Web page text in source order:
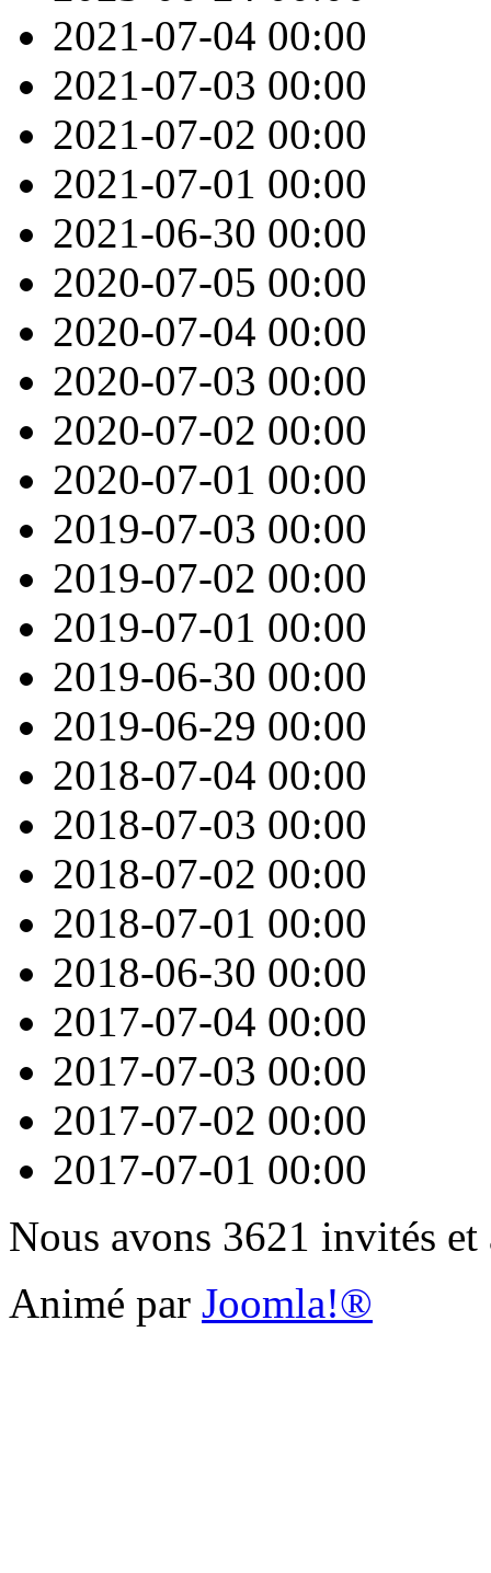
2021-07-04 00:00
2021-07-03 00:00
2021-07-02 00:00
2021-07-01 00:00
2021-06-30 00:00
2020-07-05 00:00
2020-07-04 00:00
2020-07-03 00:00
2020-07-02 00:00
2020-07-01 00:00
2019-07-03 00:00
2019-07-02 00:00
2019-07-01 00:00
2019-06-30 00:00
2019-06-29 00:00
2018-07-04 00:00
2018-07-03 00:00
2018-07-02 00:00
2018-07-01 00:00
2018-06-30 00:00
2017-07-04 00:00
2017-07-03 00:00
2017-07-02 00:00
2017-07-01 00:00
Nous avons 3621 invités
Animé par Joomla!®